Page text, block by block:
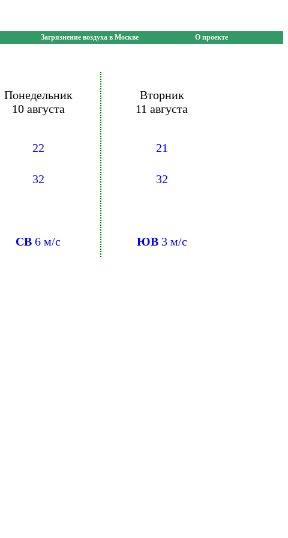
Загрязнение воздуха в Москве О проекте
Понедельник
10 августа
Вторник
11 августа
22 21
32 32
СВ 6 м/с ЮВ3 м/с